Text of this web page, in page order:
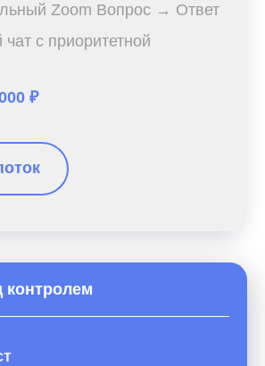
Zoom Вопрос → Ответ
с приоритетной
₽
контролем